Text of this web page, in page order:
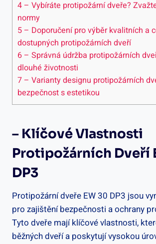
4 – Vybíráte protipožární dveře?
normy
5 – Doporučení pro výběr kvalitních a
dostupných protipožárních dveří
6 – Správná údržba protipožárních
dlouhé životnosti
7 – Varianty designu protipožárních
bezpečnost s estetikou
– Klíčové Vlastnosti
Protipožárních Dveří
DP3
Protipožární dveře EW 30 DP3 jsou
pro zajištění bezpečnosti a ochrany
Tyto dveře mají klíčové vlastnosti,
běžných dveří a poskytují vysokou